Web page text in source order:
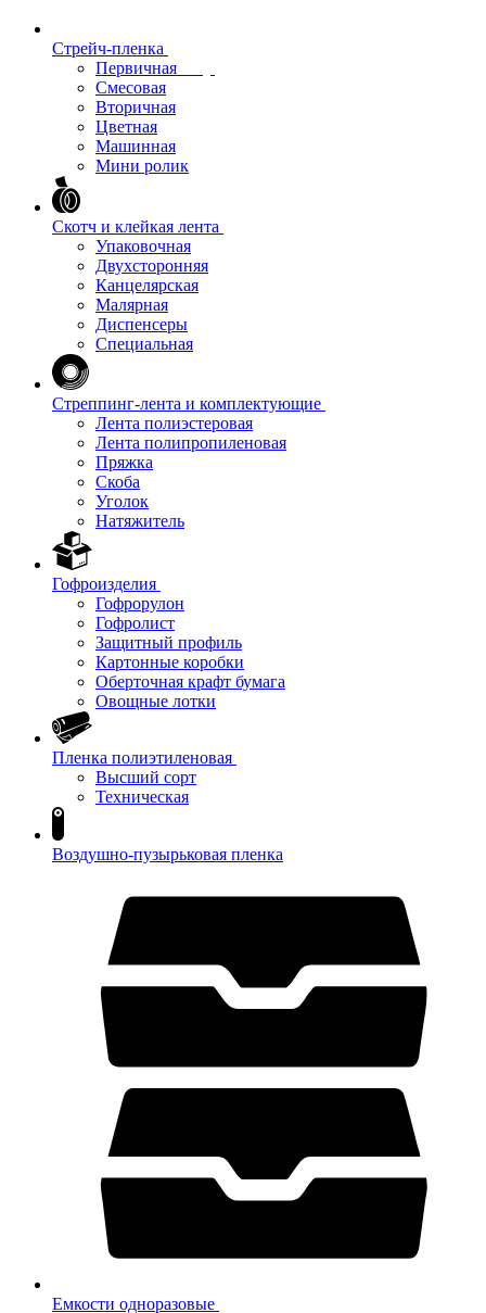
Стрейч-пленка
Первичная
Смесовая
Вторичная
Цветная
Машинная
Мини ролик
Скотч и клейкая лента
Упаковочная
Двухсторонняя
Канцелярская
Малярная
Диспенсеры
Специальная
Стреппинг-лента и комплектующие
Лента полиэстеровая
Лента полипропиленовая
Пряжка
Скоба
Уголок
Натяжитель
Гофроизделия
Гофрорулон
Гофролист
Защитный профиль
Картонные коробки
Оберточная крафт бумага
Овощные лотки
Пленка полиэтиленовая
Высший сорт
Техническая
Воздушно-пузырьковая пленка
Емкости одноразовые